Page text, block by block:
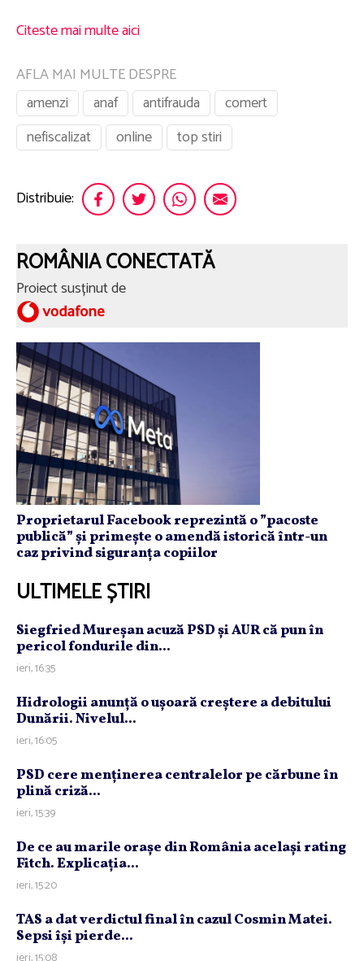
Citeste mai multe aici
AFLA MAI MULTE DESPRE
amenzi
anaf antifrauda
comert
nefiscalizat
online top stiri
Distribuie:
ROMÂNIA CONECTATĂ
Proiect susținut de
Proprietarul Facebook reprezintă o ”pacoste
publică” și primește o amendă istorică într-un
caz privind siguranța copiilor
ULTIMELE ȘTIRI
Siegfried Mureşan acuză PSD şi AUR că pun în
pericol fondurile din...
ieri, 16:35
Hidrologii anunţă o uşoară creştere a debitului
Dunării. Nivelul...
ieri, 16:05
PSD cere menţinerea centralelor pe cărbune în
plină criză...
ieri, 15:39
De ce au marile oraşe din România acelaşi rating
Fitch. Explicaţia...
ieri, 15:20
TAS a dat verdictul final în cazul Cosmin Matei.
Sepsi îşi pierde...